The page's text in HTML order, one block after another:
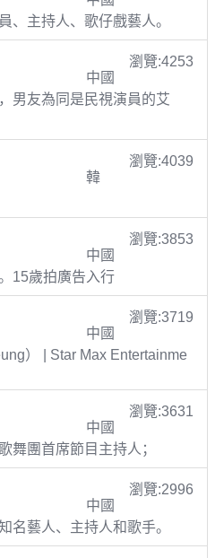
、主持人、歌仔戲藝人。
瀏覽:4253
中國
男友為同是民視演員的艾
瀏覽:4039
韓
瀏覽:3853
中國
15歲拍廣告入行
瀏覽:3719
中國
） | Star Max Entertainme
瀏覽:3631
中國
舞團首席節目主持人；
瀏覽:2996
中國
名藝人、主持人和歌手。